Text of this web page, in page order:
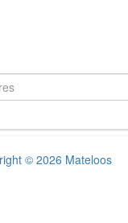
© 2026 Mateloos